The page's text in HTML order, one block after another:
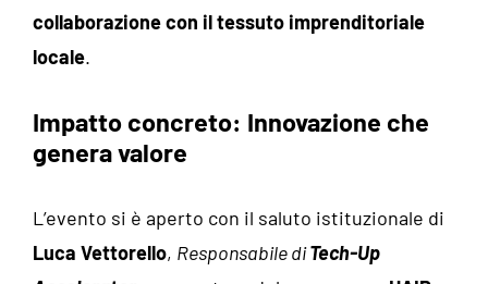
collaborazione con il tessuto imprenditoriale
locale.
Impatto concreto: Innovazione che
genera valore
L’evento si è aperto con il saluto istituzionale di
Luca Vettorello, Responsabile diTech-Up